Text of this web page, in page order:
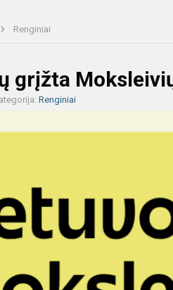
Renginiai
grįžta
Renginiai